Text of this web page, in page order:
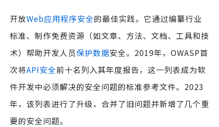
开放Web应用程序安全的最佳实践。它通过编纂行业
标准、制作免费资源（如文章、方法、文档、工具和技
术）帮助开发人员保护数据安全。2019年，OWASP首
次将API安全前十名列入其年度报告，这一列表成为软
件开发中必须解决的安全问题的标准参考文件。2023
年，该列表进行了升级，合并了旧问题并新增了几个重
要的安全问题。